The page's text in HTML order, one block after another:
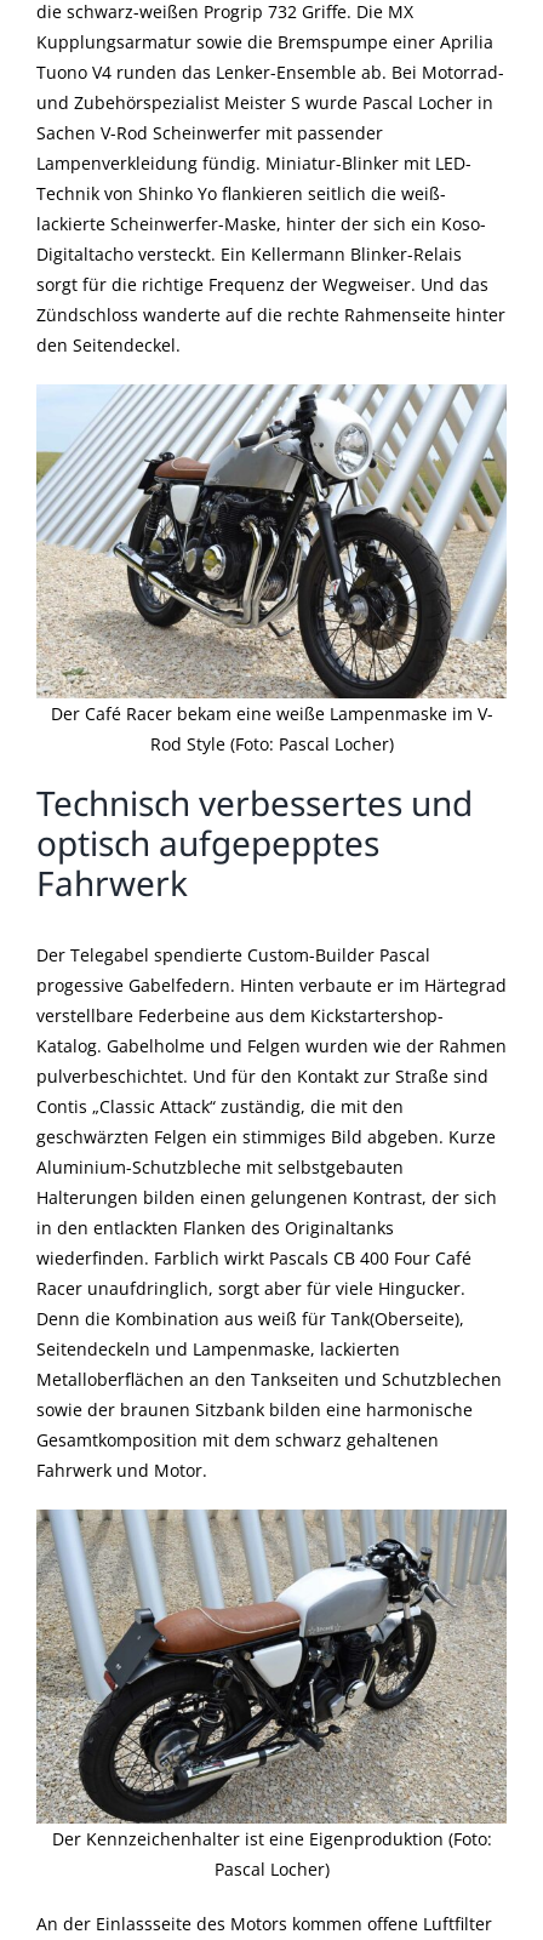
die schwarz-weißen Progrip 732 Griffe. Die MX
Kupplungsarmatur sowie die Bremspumpe einer Aprilia
Tuono V4 runden das Lenker-Ensemble ab. Bei Motorrad-
und Zubehörspezialist Meister S wurde Pascal Locher in
Sachen V-Rod Scheinwerfer mit passender
Lampenverkleidung fündig. Miniatur-Blinker mit LED-
Technik von Shinko Yo flankieren seitlich die weiß-
lackierte Scheinwerfer-Maske, hinter der sich ein Koso-
Digitaltacho versteckt. Ein Kellermann Blinker-Relais
sorgt für die richtige Frequenz der Wegweiser. Und das
Zündschloss wanderte auf die rechte Rahmenseite hinter
den Seitendeckel.
Der Café Racer bekam eine weiße Lampenmaske im V-
Rod Style (Foto: Pascal Locher)
Technisch verbessertes und
optisch aufgepepptes
Fahrwerk
Der Telegabel spendierte Custom-Builder Pascal
progessive Gabelfedern. Hinten verbaute er im Härtegrad
verstellbare Federbeine aus dem Kickstartershop-
Katalog. Gabelholme und Felgen wurden wie der Rahmen
pulverbeschichtet. Und für den Kontakt zur Straße sind
Contis „Classic Attack“ zuständig, die mit den
geschwärzten Felgen ein stimmiges Bild abgeben. Kurze
Aluminium-Schutzbleche mit selbstgebauten
Halterungen bilden einen gelungenen Kontrast, der sich
in den entlackten Flanken des Originaltanks
wiederfinden. Farblich wirkt Pascals CB 400 Four Café
Racer unaufdringlich, sorgt aber für viele Hingucker.
Denn die Kombination aus weiß für Tank(Oberseite),
Seitendeckeln und Lampenmaske, lackierten
Metalloberflächen an den Tankseiten und Schutzblechen
sowie der braunen Sitzbank bilden eine harmonische
Gesamtkomposition mit dem schwarz gehaltenen
Fahrwerk und Motor.
Der Kennzeichenhalter ist eine Eigenproduktion (Foto:
Pascal Locher)
An der Einlassseite des Motors kommen offene Luftfilter